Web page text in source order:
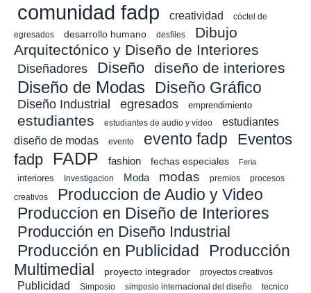
comunidad fadp creatividad
cóctel de
egresados
desarrollo humano desfiles
Dibujo
Arquitectónico y Diseño de Interiores
Diseñadores Diseño diseño de interiores
Diseño de Modas Diseño Gráfico
Diseño Industrial egresados emprendimiento
estudiantes estudiantes de audio y vídeo
estudiantes
diseño de modas
evento evento fadp
Eventos
fadp
FADP fashion fechas especiales Feria
interiores Investigacion Moda modas premios procesos
creativos Produccion de Audio y Video
Produccion en Diseño de Interiores
Producción en Diseño Industrial
Producción en Publicidad
Producción
Multimedial
proyecto integrador proyectos creativos
Publicidad Simposio simposio internacional del diseño
tecnico